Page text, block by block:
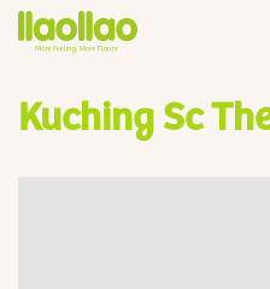
Kuching Sc